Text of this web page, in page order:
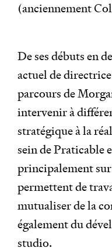
(anciennement
De ses débuts en
actuel de
parcours de
intervenir à
stratégique à la
sein de Praticable
principalement
permettent de
mutualiser de la
également du
studio.